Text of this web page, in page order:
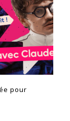
pour